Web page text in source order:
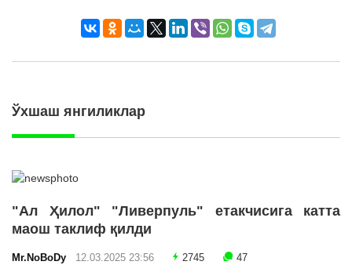
Ўхшаш янгиликлар
"Ал Ҳилол" "Ливерпуль" етакчисига катта
маош таклиф қилди
Mr.NoBoDy 12.03.2025 23:56 2745 47